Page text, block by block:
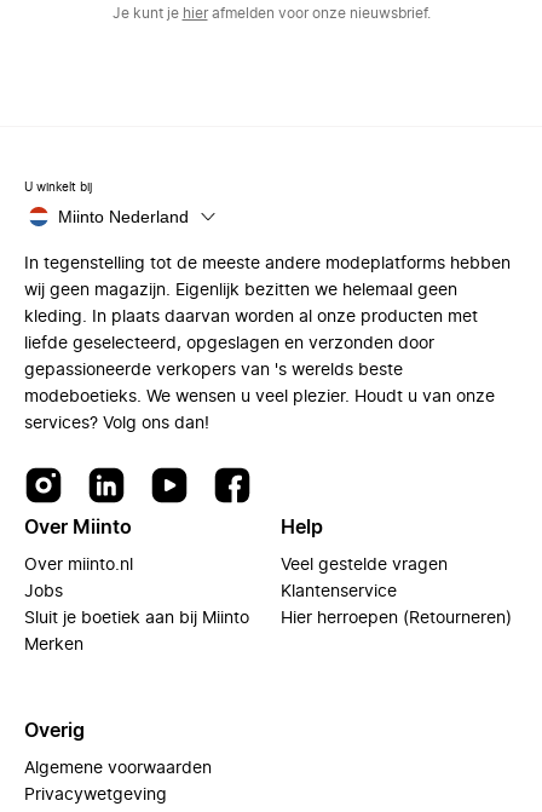
Je kunt je hierafmelden voor onze nieuwsbrief.
U winkelt bij
Miinto Nederland
In tegenstelling tot de meeste andere modeplatforms hebben
wij geen magazijn. Eigenlijk bezitten we helemaal geen
kleding. In plaats daarvan worden al onze producten met
liefde geselecteerd, opgeslagen en verzonden door
gepassioneerde verkopers van 's werelds beste
modeboetieks. We wensen u veel plezier. Houdt u van onze
services? Volg ons dan!
Over Miinto
Over miinto.nl
Jobs
Sluit je boetiek aan bij Miinto
Merken
Help
Veel gestelde vragen
Klantenservice
Hier herroepen (Retourneren)
Overig
Algemene voorwaarden
Privacywetgeving